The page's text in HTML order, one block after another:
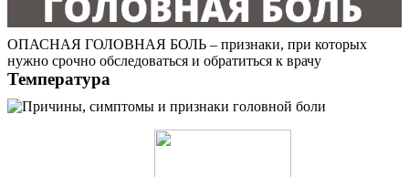
ОПАСНАЯ ГОЛОВНАЯ БОЛЬ – признаки, при которых
нужно срочно обследоваться и обратиться к врачу
Температура